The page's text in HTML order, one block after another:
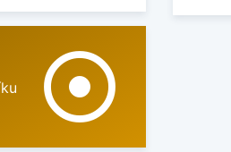
adjust